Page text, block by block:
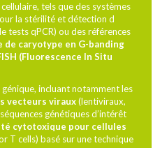
tels que des systèmes
la stérilité et détection d
tests qPCR) ou des références
de caryotype en G-banding
(Fluorescence In Situ
incluant notamment les
vecteurs viraux(lentiviraux,
génétiques d’intérêt
cytotoxique pour cellules
T cells) basé sur une technique